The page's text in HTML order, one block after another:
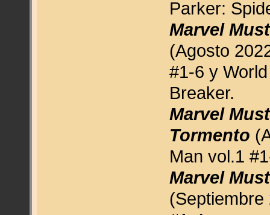
Parker:
Marvel
(Agosto
#1-6 y
Breaker.
Marvel
Tormento
Man vol.1
Marvel
(Septiembre